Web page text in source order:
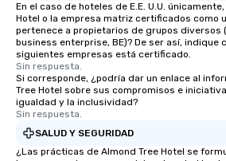
En el caso de hoteles de E.E. U.U.
Hotel o la empresa matriz certificados como
pertenece a propietarios de grupos diversos
business enterprise, BE)? De ser así, indique
siguientes empresas está certificado.
Sin respuesta.
Si corresponde, ¿podría dar un enlace al
Tree Hotel sobre sus compromisos e
igualdad y la inclusividad?
Sin respuesta.
SALUD Y SEGURIDAD
¿Las prácticas de Almond Tree Hotel se